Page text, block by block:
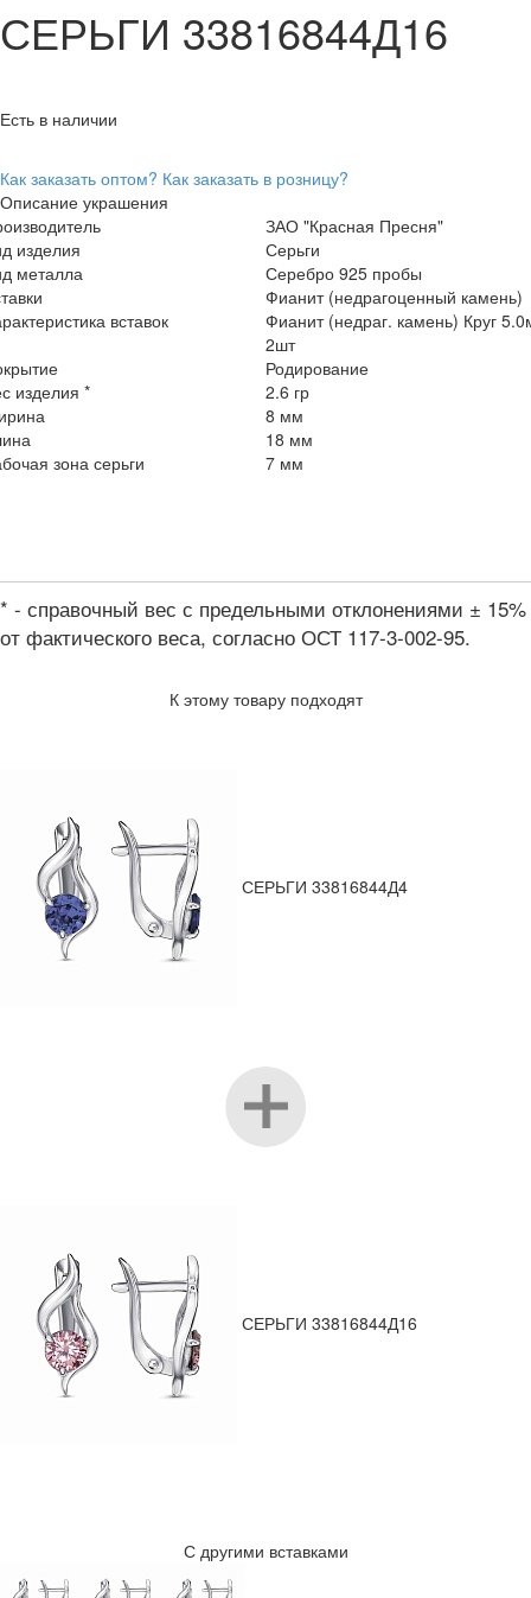
СЕРЬГИ 33816844Д16
Есть в наличии
Как заказать оптом? Как заказать в розницу?
Описание украшения
ЗАО "Красная Пресня"
изделия
Серьги
металла
Серебро 925 пробы
Фианит (недрагоценный камень)
вставок
Фианит (недраг. камень) Круг
2шт
Родирование
изделия *
2.6 гр
8 мм
18 мм
зона серьги
7 мм
* - справочный вес с предельными отклонениями ± 15%
от фактического веса, согласно ОСТ 117-3-002-95.
К этому товару подходят
СЕРЬГИ 33816844Д4
СЕРЬГИ 33816844Д16
С другими вставками